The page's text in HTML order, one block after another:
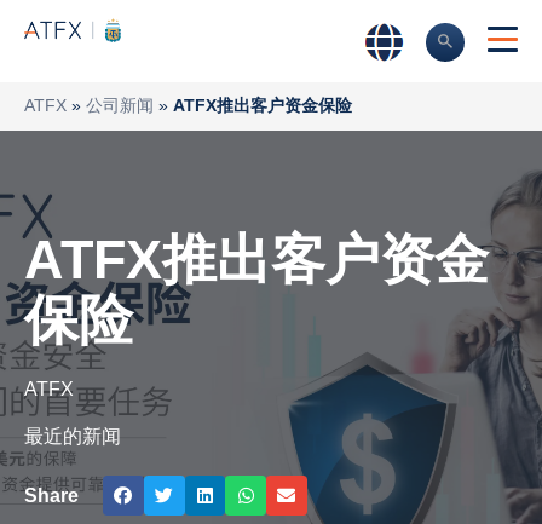
ATFX » 公司新闻 » ATFX推出客户资金保险
ATFX推出客户资金
保险
ATFX
最近的新闻
Share